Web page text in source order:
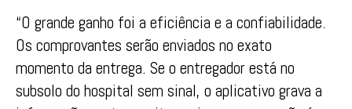
“O grande ganho foi a eficiência e a confiabilidade.
Os comprovantes serão enviados no exato
momento da entrega. Se o entregador está no
subsolo do hospital sem sinal, o aplicativo grava a